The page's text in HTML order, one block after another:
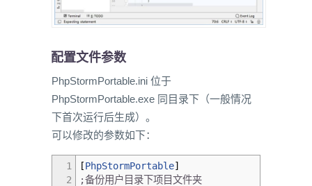
配置文件参数
PhpStormPortable.ini 位于
PhpStormPortable.exe 同目录下（一般情况
下首次运行后生成）。
可以修改的参数如下：
1
2
[PhpStormPortable]
;备份用户目录下项目文件夹